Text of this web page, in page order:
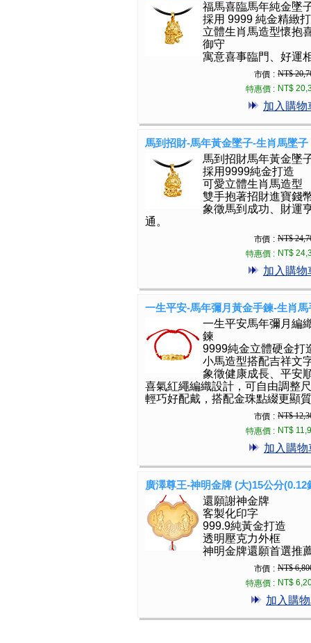
福馬喜臨馬年純金墜
採用 9999 純金精緻
立體生肖馬造型懷抱
御守
寓意喜事臨門、好運
市價 : NT$
特惠價 : NT$
加入購物
馬到招財-馬年黃金墜子-生肖馬墜子
馬到招財馬年黃金墜
採用9999純金打造
可愛立體生肖馬造型
雙手抱著招財進寶錢
象徵馬到成功、財運
通。
市價 : NT$
特惠價 : NT$
加入購物
一生平安-馬年彌月黃金手鍊-生肖馬
一生平安馬年彌月編
鍊
9999純金立體硬金打
小馬造型搭配吉祥文
象徵健康成長、平安
喜氣紅繩編織設計，可自由調整
輕巧好配戴，搭配金珠點綴更顯
市價 : NT$
特惠價 : NT$
加入購物
廣澤尊王-神明金牌 (大)15公分(0.12
還願謝神金牌
客製化印字
999.9純黃金打造
透明壓克力外框
神明金牌還願首選推
市價 : NT$
特惠價 : NT$
加入購